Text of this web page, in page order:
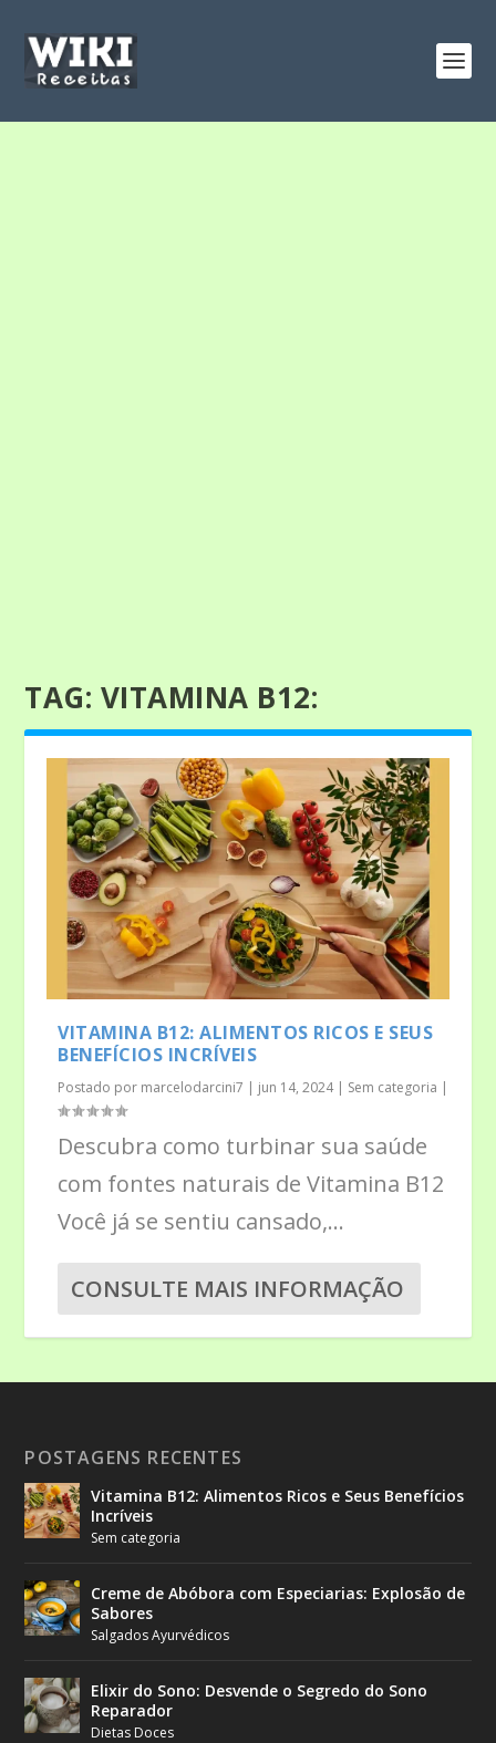
TAG: VITAMINA B12:
VITAMINA B12: ALIMENTOS RICOS E SEUS
BENEFÍCIOS INCRÍVEIS
Postado por marcelodarcini7 | jun 14, 2024| Sem categoria |
Descubra como turbinar sua saúde
com fontes naturais de Vitamina B12
Você já se sentiu cansado,...
CONSULTE MAIS INFORMAÇÃO
POSTAGENS RECENTES
Vitamina B12: Alimentos Ricos e Seus Benefícios
Incríveis
Sem categoria
Creme de Abóbora com Especiarias: Explosão de
Sabores
Salgados Ayurvédicos
Elixir do Sono: Desvende o Segredo do Sono
Reparador
Dietas Doces